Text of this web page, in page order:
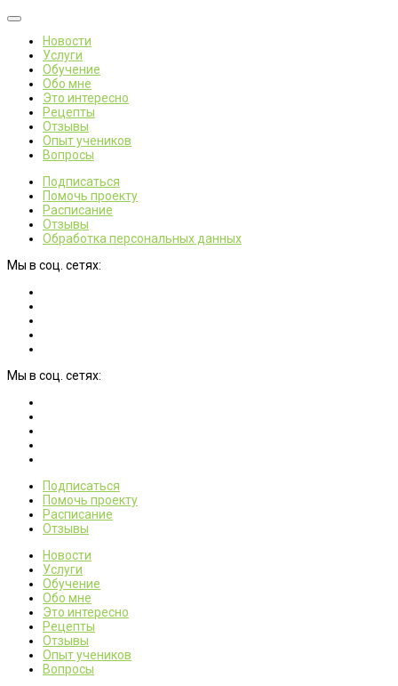
Новости
Услуги
Обучение
Обо мне
Это интересно
Рецепты
Отзывы
Опыт учеников
Вопросы
Подписаться
Помочь проекту
Расписание
Отзывы
Обработка персональных данных
Мы в соц. сетях:
Мы в соц. сетях:
Подписаться
Помочь проекту
Расписание
Отзывы
Новости
Услуги
Обучение
Обо мне
Это интересно
Рецепты
Отзывы
Опыт учеников
Вопросы